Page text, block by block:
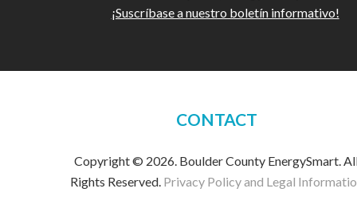
¡Suscríbase a nuestro boletín informativo!
CONTACT
Copyright © 2026. Boulder County EnergySmart.
Rights Reserved. Privacy Policy and Legal